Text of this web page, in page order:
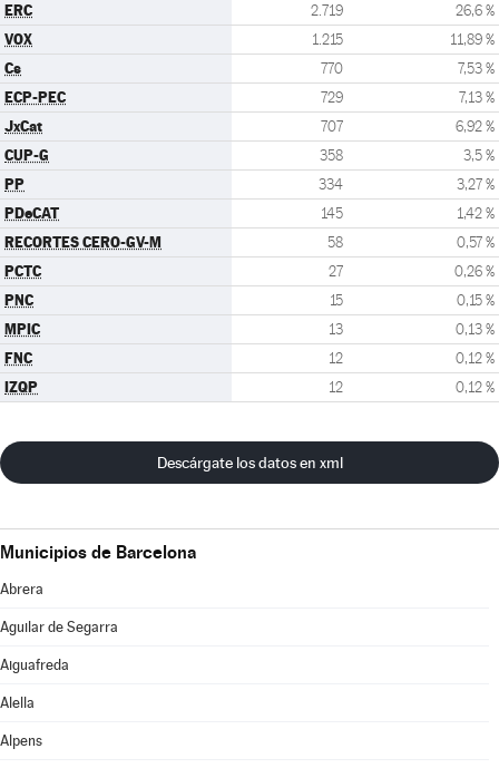
ERC 2.719 26,6 %
VOX 1.215 11,89 %
Cs 770 7,53 %
ECP-PEC 729 7,13 %
JxCat 707 6,92 %
CUP-G 358 3,5 %
PP 334 3,27 %
PDeCAT 145 1,42 %
RECORTES CERO-GV-M 58 0,57 %
PCTC 27 0,26 %
PNC 15 0,15 %
MPIC 13 0,13 %
FNC 12 0,12 %
IZQP 12 0,12 %
Descárgate los datos en xml
Municipios de Barcelona
Abrera
Aguilar de Segarra
Aiguafreda
Alella
Alpens